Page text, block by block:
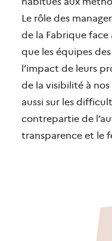
Le rôle des
de la Fabrique
que les équipes
l’impact de leurs
de la visibilité à nos
aussi sur les
contrepartie de
transparence et le